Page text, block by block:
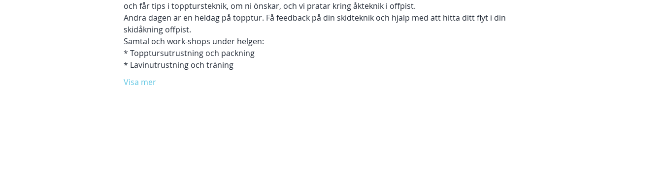
och får tips i topptursteknik, om ni önskar, och vi pratar kring åkteknik i offpist.
Andra dagen är en heldag på topptur. Få feedback på din skidteknik och hjälp med att hitta ditt flyt i din
skidåkning offpist.
Samtal och work-shops under helgen:
* Topptursutrustning och packning
* Lavinutrustning och träning
Visa mer